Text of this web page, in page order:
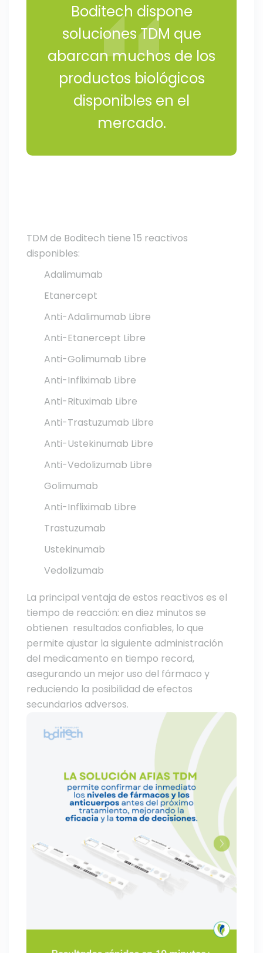
Boditech dispone
soluciones TDM que
abarcan muchos de los
productos biológicos
disponibles en el
mercado.
TDM de Boditech tiene 15 reactivos
disponibles:
Adalimumab
Etanercept
Anti-Adalimumab Libre
Anti-Etanercept Libre
Anti-Golimumab Libre
Anti-Infliximab Libre
Anti-Rituximab Libre
Anti-Trastuzumab Libre
Anti-Ustekinumab Libre
Anti-Vedolizumab Libre
Golimumab
Anti-Infliximab Libre
Trastuzumab
Ustekinumab
Vedolizumab
La principal ventaja de estos reactivos es el
tiempo de reacción: en diez minutos se
obtienen resultados confiables, lo que
permite ajustar la siguiente administración
del medicamento en tiempo record,
asegurando un mejor uso del fármaco y
reduciendo la posibilidad de efectos
secundarios adversos.